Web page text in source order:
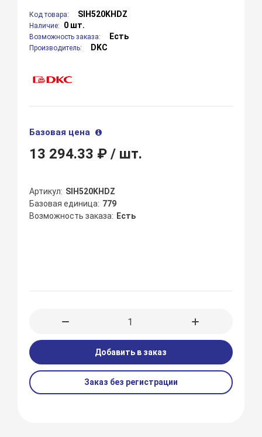
Код товара: SIH520KHDZ
Наличие: 0 шт.
Возможность заказа: Есть
Производитель: DKC
Базовая цена
13 294.33 ₽/ шт.
Артикул
SIH520KHDZ
Базовая единица 779
Возможность заказа
Есть
Добавить в заказ
Заказ без регистрации